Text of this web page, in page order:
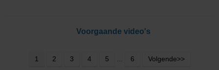
Voorgaande video's
1 2 3 4 5 ... 6 Volgende>>